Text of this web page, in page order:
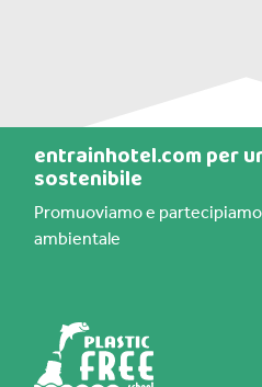
entrainhotel.com per
sostenibile
Promuoviamo e
ambientale